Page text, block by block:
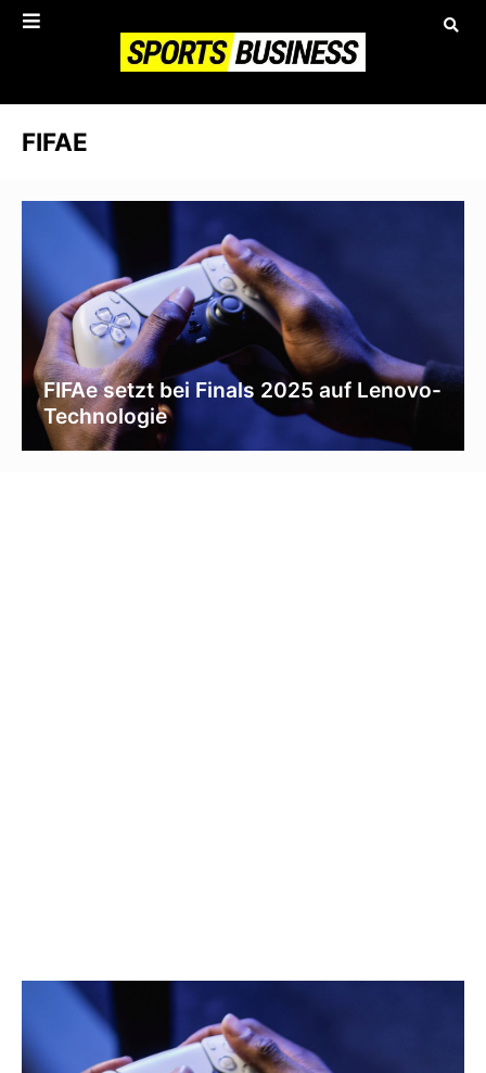
FIFAE
FIFAe setzt bei Finals 2025 auf Lenovo-
Technologie